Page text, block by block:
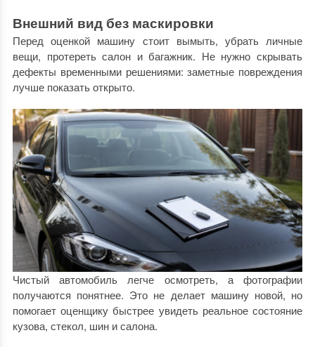
Внешний вид без маскировки
Перед оценкой машину стоит вымыть, убрать личные
вещи, протереть салон и багажник. Не нужно скрывать
дефекты временными решениями: заметные повреждения
лучше показать открыто.
Чистый автомобиль легче осмотреть, а фотографии
получаются понятнее. Это не делает машину новой, но
помогает оценщику быстрее увидеть реальное состояние
кузова, стекол, шин и салона.